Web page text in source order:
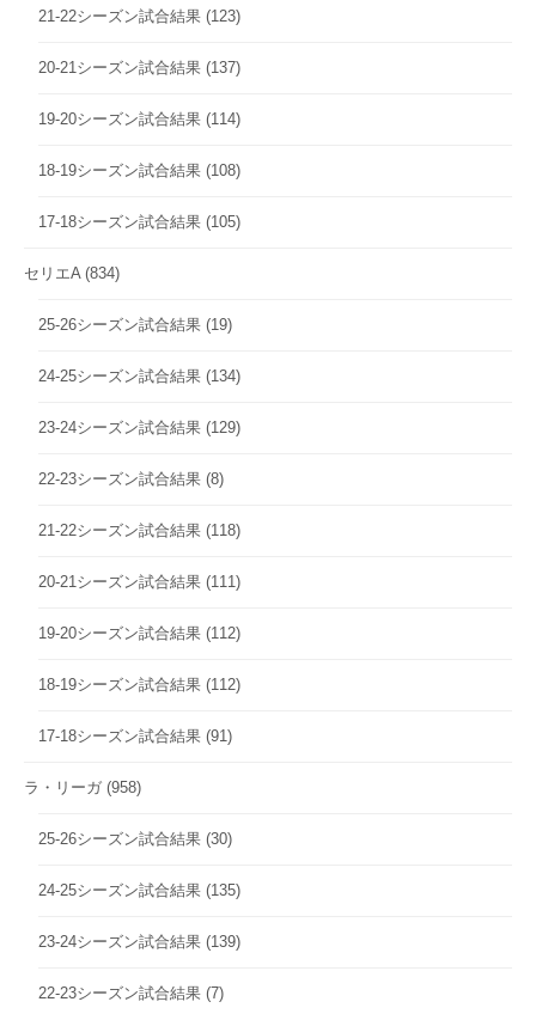
21-22シーズン試合結果 (123)
20-21シーズン試合結果 (137)
19-20シーズン試合結果 (114)
18-19シーズン試合結果 (108)
17-18シーズン試合結果 (105)
セリエA (834)
25-26シーズン試合結果 (19)
24-25シーズン試合結果 (134)
23-24シーズン試合結果 (129)
22-23シーズン試合結果 (8)
21-22シーズン試合結果 (118)
20-21シーズン試合結果 (111)
19-20シーズン試合結果 (112)
18-19シーズン試合結果 (112)
17-18シーズン試合結果 (91)
ラ・リーガ (958)
25-26シーズン試合結果 (30)
24-25シーズン試合結果 (135)
23-24シーズン試合結果 (139)
22-23シーズン試合結果 (7)